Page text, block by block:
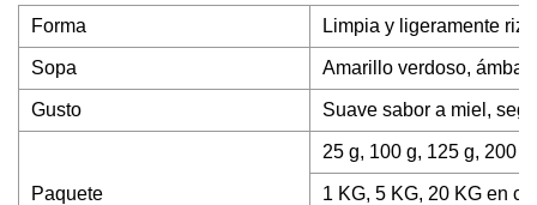
Forma
Limpia y ligeramente
Sopa Amarillo verdoso,
Gusto Suave sabor a miel,
Paquete
25 g, 100 g, 125 g, 200
1 KG, 5 KG, 20 KG en